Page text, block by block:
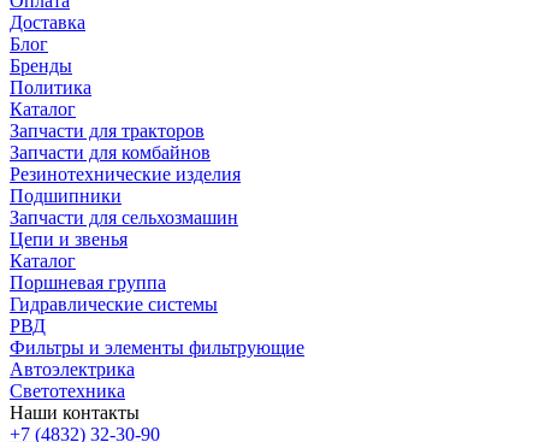
Доставка
Блог
Бренды
Политика
Каталог
Запчасти для тракторов
Запчасти для комбайнов
Резинотехнические изделия
Подшипники
Запчасти для сельхозмашин
Цепи и звенья
Каталог
Поршневая группа
Гидравлические системы
РВД
Фильтры и элементы фильтрующие
Автоэлектрика
Светотехника
Наши контакты
+7 (4832) 32-30-90